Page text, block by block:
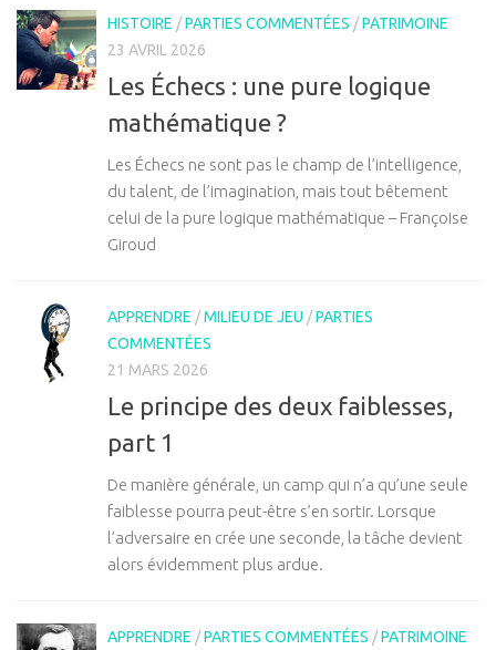
HISTOIRE /PARTIES COMMENTÉES /PATRIMOINE
23 AVRIL 2026
Les Échecs : une pure logique
mathématique ?
Les Échecs ne sont pas le champ de l’intelligence,
du talent, de l’imagination, mais tout bêtement
celui de la pure logique mathématique – Françoise
Giroud
APPRENDRE /MILIEU DE JEU /PARTIES
COMMENTÉES
21 MARS 2026
Le principe des deux faiblesses,
part 1
De manière générale, un camp qui n’a qu’une seule
faiblesse pourra peut-être s’en sortir. Lorsque
l’adversaire en crée une seconde, la tâche devient
alors évidemment plus ardue.
APPRENDRE /PARTIES COMMENTÉES /PATRIMOINE